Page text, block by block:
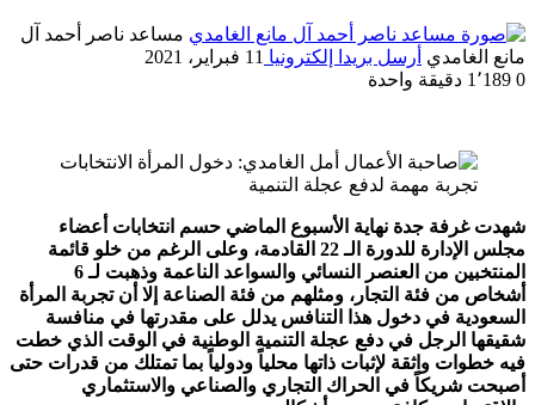
مساعد ناصر أحمد آل
مانع الغامدي أرسل بريدا إلكترونيا 11 فبراير، 2021
0
دقيقة واحدة
شهدت غرفة جدة نهاية الأسبوع الماضي حسم انتخابات أعضاء
مجلس الإدارة للدورة الـ 22 القادمة، وعلى الرغم من خلو قائمة
المنتخبين من العنصر النسائي والسواعد الناعمة وذهبت لـ 6
أشخاص من فئة التجار، ومثلهم من فئة الصناعة إلا أن تجربة المرأة
السعودية في دخول هذا التنافس يدلل على مقدرتها في منافسة
شقيقها الرجل في دفع عجلة التنمية الوطنية في الوقت الذي خطت
فيه خطوات واثقة لإثبات ذاتها محلياً ودولياً بما تمتلك من قدرات حتى
أصبحت شريكاً في الحراك التجاري والصناعي والاستثماري